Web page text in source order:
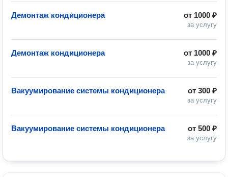
от 1000 ₽
за услугу
Демонтаж кондиционера
от 1000 ₽
за услугу
Демонтаж кондиционера
от 300 ₽
за услугу
Вакуумирование системы кондиционера
от 500 ₽
за услугу
Вакуумирование системы кондиционера